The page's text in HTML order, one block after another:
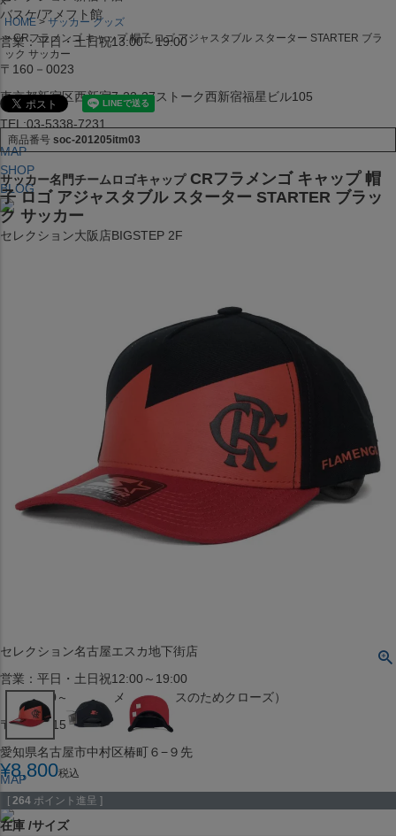
バスケ/アメフト館
営業：平日・土日祝13:00～19:00
〒160－0023
東京都新宿区西新宿7-22-37ストーク西新宿福星ビル105
TEL:03-5338-7231
MAP
SHOP
BLOG
セレクション大阪店BIGSTEP 2F
大阪府大阪市中央区西心斎橋1丁目6番14号
JR水道橋駅西口店
営業：土・日・祝日のみ 12:00-18:00
セレクション名古屋エスカ地下街店
営業：平日・土日祝12:00～19:00
（※15:00～16:00はメンテナンスのためクローズ）
〒453-0015
愛知県名古屋市中村区椿町６−９先
MAP
SHOP
HOME
サッカー グッズ
CRフラメンゴ キャップ 帽子 ロゴ アジャスタブル スターター STARTER ブラ
ック サッカー
商品番号 soc-201205itm03
サッカー名門チームロゴキャップ CRフラメンゴ キャップ 帽
子 ロゴ アジャスタブル スターター STARTER ブラッ
ク サッカー
¥8,800税込
[ 264 ポイント進呈 ]
在庫 サイズ